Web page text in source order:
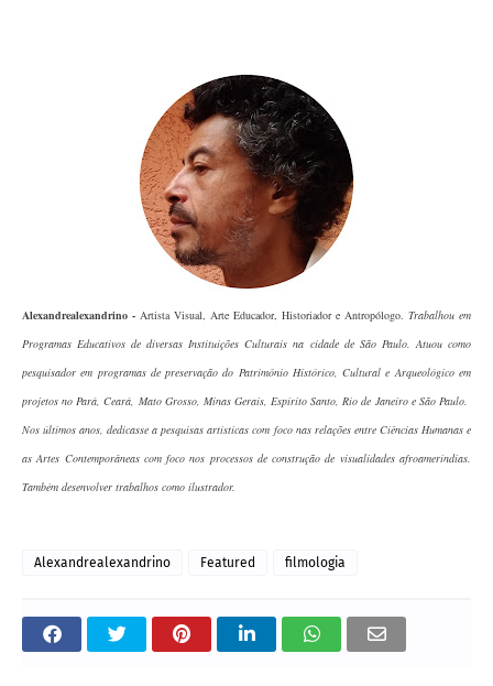
Alexandrealexandrino - Artista Visual, Arte Educador, Historiador e Antropólogo. Trabalhou em
Programas Educativos de diversas Instituições Culturais na cidade de São Paulo. Atuou como
pesquisador em programas de preservação do Patrimônio Histórico, Cultural e Arqueológico em
projetos no Pará, Ceará, Mato Grosso, Minas Gerais, Espírito Santo, Rio de Janeiro e São Paulo.
Nos últimos anos, dedicasse a pesquisas artísticas com foco nas relações entre Ciências Humanas e
as Artes Contemporâneas com foco nos processos de construção de visualidades afroameríndias.
Também desenvolver trabalhos como ilustrador.
Alexandrealexandrino Featured filmologia